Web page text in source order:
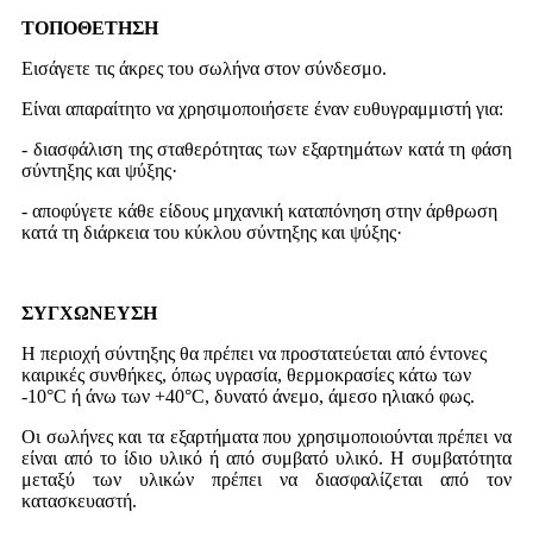
ΤΟΠΟΘΕΤΗΣΗ
Εισάγετε τις άκρες του σωλήνα στον σύνδεσμο.
Είναι απαραίτητο να χρησιμοποιήσετε έναν ευθυγραμμιστή για:
- διασφάλιση της σταθερότητας των εξαρτημάτων κατά τη φάση
σύντηξης και ψύξης·
- αποφύγετε κάθε είδους μηχανική καταπόνηση στην άρθρωση
κατά τη διάρκεια του κύκλου σύντηξης και ψύξης·
ΣΥΓΧΩΝΕΥΣΗ
Η περιοχή σύντηξης θα πρέπει να προστατεύεται από έντονες
καιρικές συνθήκες, όπως υγρασία, θερμοκρασίες κάτω των
-10°C ή άνω των +40°C, δυνατό άνεμο, άμεσο ηλιακό φως.
Οι σωλήνες και τα εξαρτήματα που χρησιμοποιούνται πρέπει να
είναι από το ίδιο υλικό ή από συμβατό υλικό. Η συμβατότητα
μεταξύ των υλικών πρέπει να διασφαλίζεται από τον
κατασκευαστή.